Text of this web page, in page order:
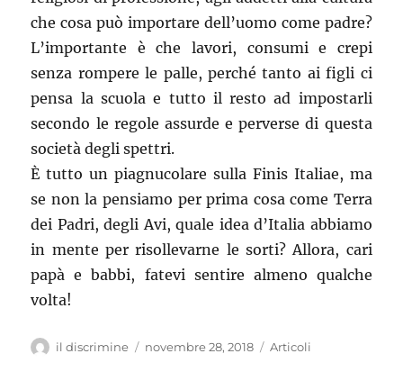
che cosa può importare dell’uomo come padre?
L’importante è che lavori, consumi e crepi
senza rompere le palle, perché tanto ai figli ci
pensa la scuola e tutto il resto ad impostarli
secondo le regole assurde e perverse di questa
società degli spettri.
È tutto un piagnucolare sulla Finis Italiae, ma
se non la pensiamo per prima cosa come Terra
dei Padri, degli Avi, quale idea d’Italia abbiamo
in mente per risollevarne le sorti? Allora, cari
papà e babbi, fatevi sentire almeno qualche
volta!
Autore
il discrimine
Pubblicato
novembre 28, 2018 Categorie
Articoli